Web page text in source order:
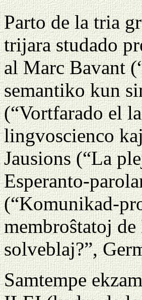
Parto de la tria
trijara studado
al Marc Bavant
semantiko kun
(“Vortfarado el
lingvoscienco
Jausions (“La
Esperanto-
(“Komunikad-
membroŝtatoj
solveblaj?”,
Samtempe